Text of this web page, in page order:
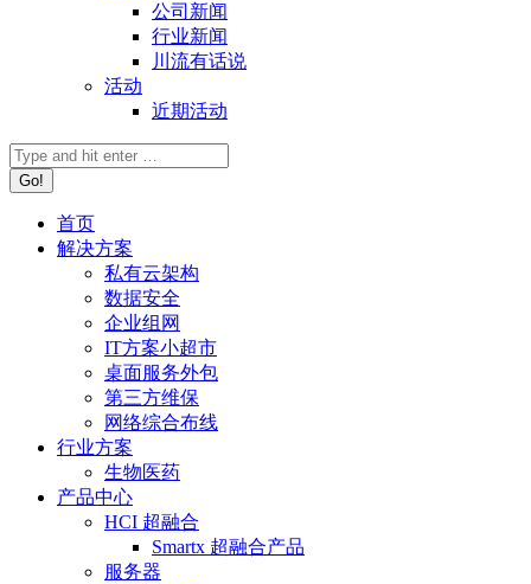
公司新闻
行业新闻
川流有话说
活动
近期活动
首页
解决方案
私有云架构
数据安全
企业组网
IT方案小超市
桌面服务外包
第三方维保
网络综合布线
行业方案
生物医药
产品中心
HCI 超融合
Smartx 超融合产品
服务器